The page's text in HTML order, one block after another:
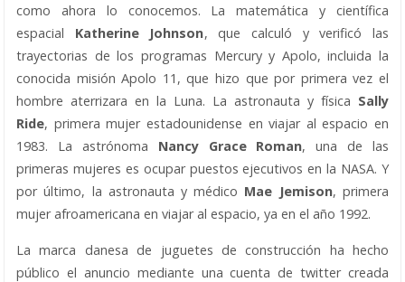
como ahora lo conocemos. La matemática y científica
espacial Katherine Johnson, que calculó y verificó las
trayectorias de los programas Mercury y Apolo, incluida la
conocida misión Apolo 11, que hizo que por primera vez el
hombre aterrizara en la Luna. La astronauta y física Sally
Ride, primera mujer estadounidense en viajar al espacio en
1983. La astrónoma Nancy Grace Roman, una de las
primeras mujeres es ocupar puestos ejecutivos en la NASA. Y
por último, la astronauta y médico Mae Jemison, primera
mujer afroamericana en viajar al espacio, ya en el año 1992.
La marca danesa de juguetes de construcción ha hecho
público el anuncio mediante una cuenta de twitter creada